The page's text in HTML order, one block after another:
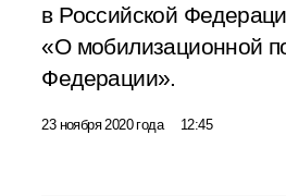
в Российской
«О мобилизационной
Федерации».
23 ноября 2020 года 12:45